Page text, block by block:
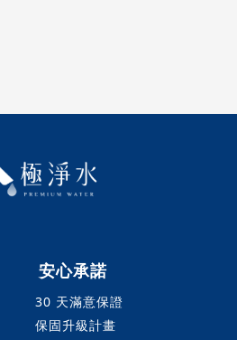
安心承諾
30 天滿意保證
保固升級計畫